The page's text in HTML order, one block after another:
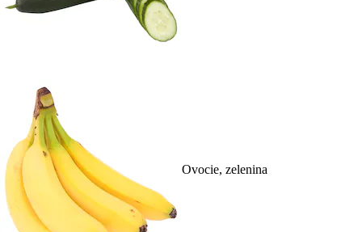
Ovocie, zelenina